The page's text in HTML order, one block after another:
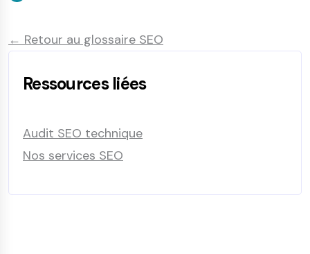
← Retour au glossaire SEO
Ressources liées
Audit SEO technique
Nos services SEO